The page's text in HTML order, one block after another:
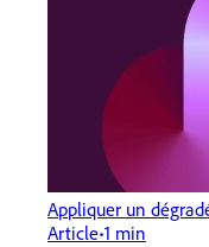
Appliquer un
Article 1 min